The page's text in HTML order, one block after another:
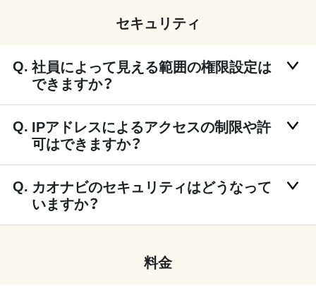
セキュリティ
社員によって見える範囲の権限設定は
できますか？
IPアドレスによるアクセスの制限や許
可はできますか？
カオナビのセキュリティはどうなって
いますか？
料金